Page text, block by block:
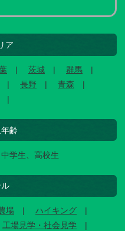
ア
茨城
群馬
長野
青森
齢
学生、高校生
場
ハイキング
工場見学・社会見学